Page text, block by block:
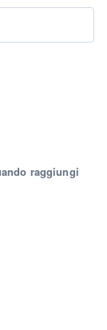
raggiungi